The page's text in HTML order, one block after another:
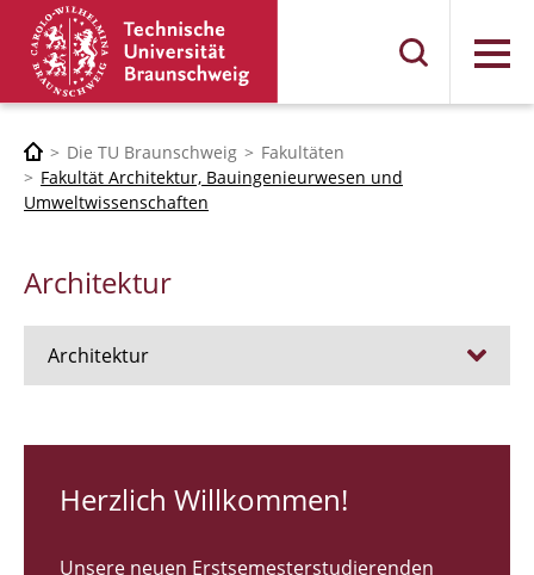
Menü
Die TU Braunschweig
Fakultäten
Fakultät Architektur, Bauingenieurwesen und
Umweltwissenschaften
Architektur
Architektur
RUNDGANG 26
Herzlich Willkommen!
Unsere neuen Erstsemesterstudierenden